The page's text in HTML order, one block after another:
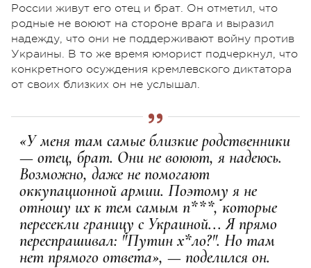
России живут его отец и брат. Он отметил, что
родные не воюют на стороне врага и выразил
надежду, что они не поддерживают войну против
Украины. В то же время юморист подчеркнул, что
конкретного осуждения кремлевского диктатора
от своих близких он не услышал.
«У меня там самые близкие родственники
— отец, брат. Они не воюют, я надеюсь.
Возможно, даже не помогают
оккупационной армии. Поэтому я не
отношу их к тем самым п***, которые
пересекли границу с Украиной... Я прямо
переспрашивал: "Путин х*ло?". Но там
нет прямого ответа», — поделился он.